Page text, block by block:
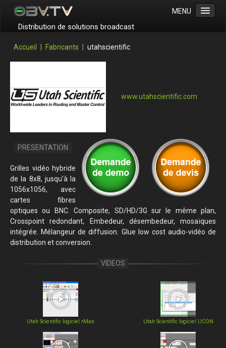
Distribution de solutions broadcast
MENU
Support
Accueil Fabricants utahscientific
www.utahscientific.com
Grilles vidéo hybride
de la 8x8, jusqu’à la
1056x1056, avec
cartes fibres
optiques ou BNC. Composite, SD/HD/3G sur le même plan,
Crosspoint redondant, Embedeur, désembedeur, mosaïques
intégrée. Mélangeur de diffusion. Glue low cost audio-vidéo de
distribution et conversion.
Utah Scientific logiciel rMan Utah Scientific logiciel UCON